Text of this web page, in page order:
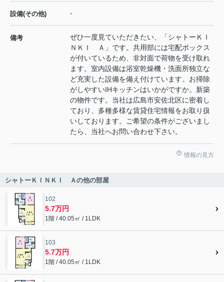
設備(その他) -
備考
ぜひ一度見ていただきたい、「シャトーＫＩ
ＮＫＩ Ａ」です。共用部には宅配ボックス
が付いているため、非対面で荷物を受け取れ
ます。室内設備は浴室乾燥機・洗面所独立な
ど充実した設備を備え付けています。お掃除
がしやすいIHキッチンはいかがですか。新築
の物件です。当社は広島市安佐北区に密着し
ており、多種多様な賃貸住宅情報をお取り扱
いしております。ご希望の条件がございまし
たら、当社へお問い合わせ下さい。
情報の見方
シャトーＫＩＮＫＩ Ａの他の部屋
102
5.7万円
1階 / 40.05㎡ / 1LDK
103
5.7万円
1階 / 40.05㎡ / 1LDK